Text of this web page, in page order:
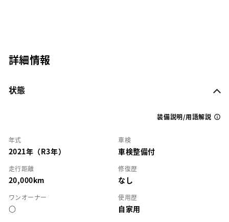
詳細情報
状態
装備説明/用語解説
年式
2021年（R3年）
車検
車検整備付
走行距離
20,000km
修復歴
なし
ワンオーナー
○
使用歴
自家用